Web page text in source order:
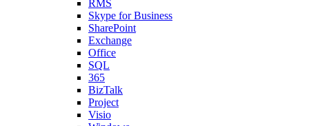
RMS
Skype for Business
SharePoint
Exchange
Office
SQL
365
BizTalk
Project
Visio